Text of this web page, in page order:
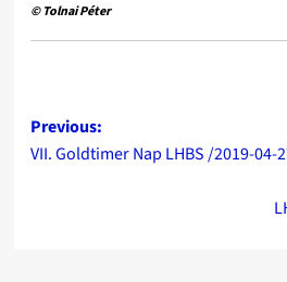
© Tolnai Péter
Post
navigation
Previous:
VII. Goldtimer Nap LHBS /2019-04-